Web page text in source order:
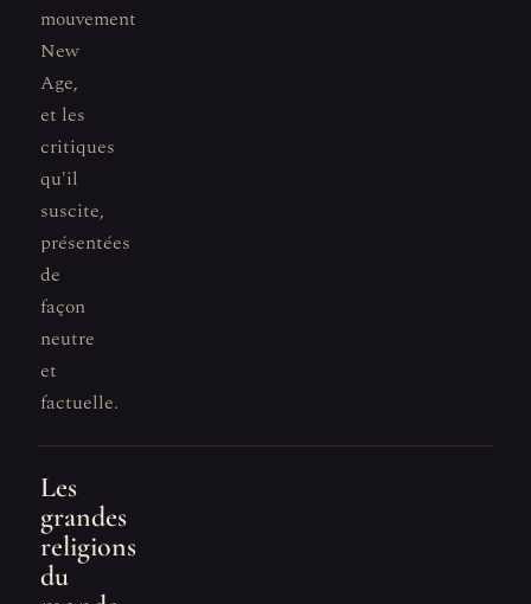
mouvement
New
Age,
et les
critiques
qu'il
suscite,
présentées
de
façon
neutre
et
factuelle.
Les
grandes
religions
du